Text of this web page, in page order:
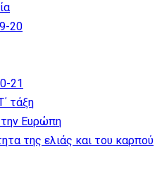
20
21
τάξη
την Ευρώπη
της ελιάς και του καρπού